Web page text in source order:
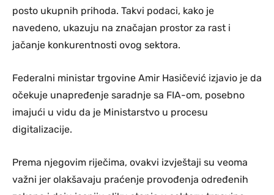
posto ukupnih prihoda. Takvi podaci, kako je
navedeno, ukazuju na značajan prostor za rast i
jačanje konkurentnosti ovog sektora.
Federalni ministar trgovine Amir Hasičević izjavio je da
očekuje unapređenje saradnje sa FIA-om, posebno
imajući u vidu da je Ministarstvo u procesu
digitalizacije.
Prema njegovim riječima, ovakvi izvještaji su veoma
važni jer olakšavaju praćenje provođenja određenih